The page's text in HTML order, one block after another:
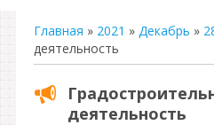
Главная » 2021 » Декабрь »
деятельность
деятельность